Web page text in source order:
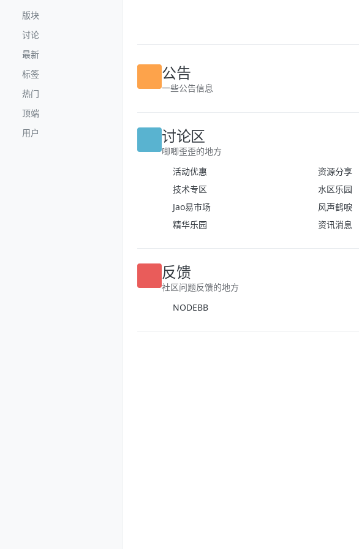
版块
讨论
最新
标签
热门
顶端
用户
公告
讨论区
唧唧歪歪的地方
活动优惠
资源分享
技术专区
水区乐园
Jao易市场
风声鹤唳
反馈